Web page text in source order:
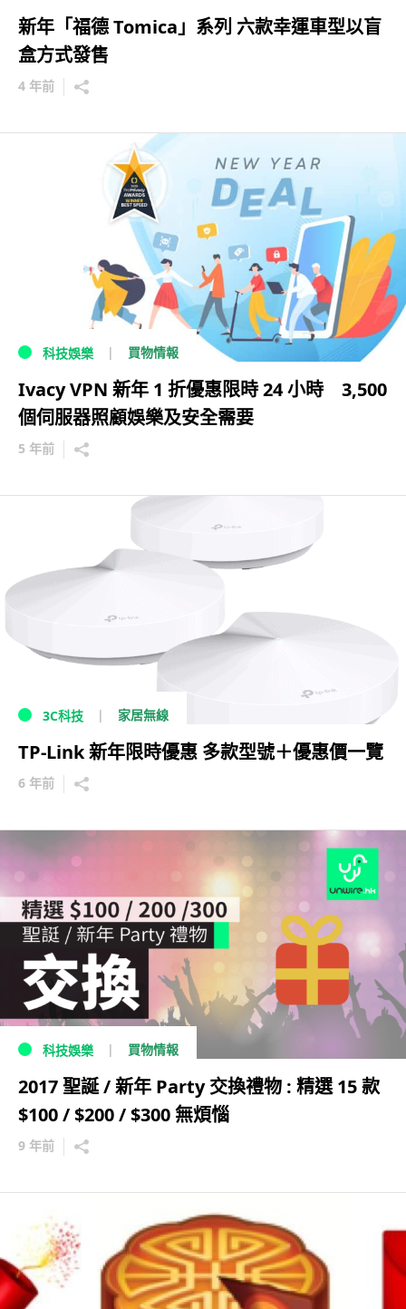
新年「福德 Tomica」系列 六款幸運車型以盲
盒方式發售
4 年前
科技娛樂 買物情報
Ivacy VPN 新年 1 折優惠限時 24 小時 3,500
個伺服器照顧娛樂及安全需要
5 年前
3C科技 家居無線
TP-Link 新年限時優惠 多款型號＋優惠價一覽
6 年前
科技娛樂 買物情報
2017 聖誕 / 新年 Party 交換禮物 : 精選 15 款
$100 / $200 / $300 無煩惱
9 年前